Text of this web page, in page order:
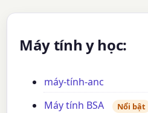
Máy tính y học:
máy-tính-anc
Máy tính BSA
Nổi bật